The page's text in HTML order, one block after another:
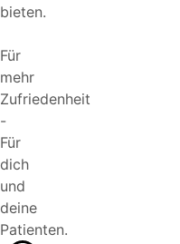
bieten.
Für
mehr
Zufriedenheit
-
Für
dich
und
deine
Patienten.